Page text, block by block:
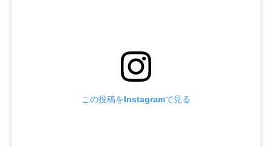
この投稿をInstagramで見る